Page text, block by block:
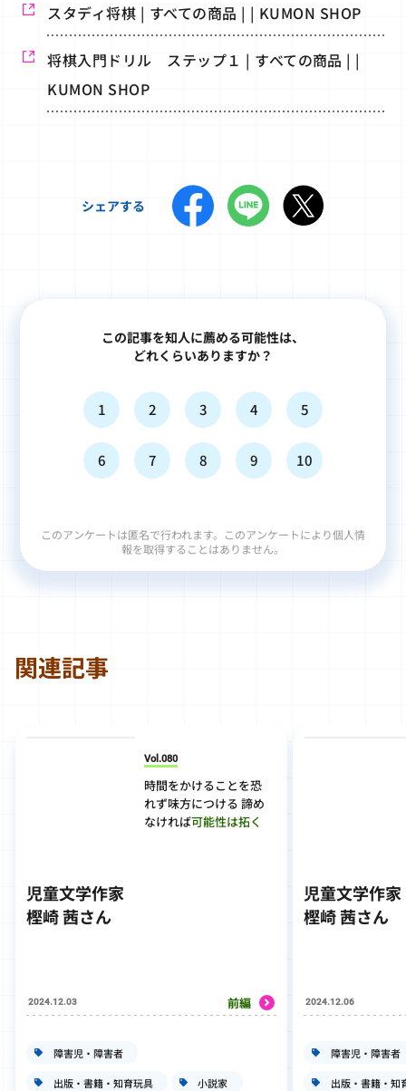
スタディ将棋 | すべての商品 | | KUMON SHOP
将棋入門ドリル ステップ１ | すべての商品 | |
KUMON SHOP
シェアする
この記事を知人に薦める可能性は、
どれくらいありますか？
1 2 3 4 5
6 7 8 9 10
このアンケートは匿名で行われます。このアンケートにより個人情
報を取得することはありません。
関連記事
Vol.080
時間をかけることを恐
れず味方につける 諦め
なければ可能性は拓く
児童文学作家
樫崎 茜さん
2024.12.03 前編
障害児・障害者
出版・書籍・知育玩具 小説家
児童文学作家
樫崎 茜さん
2024.12.06
障害児・障害者
出版・書籍・知